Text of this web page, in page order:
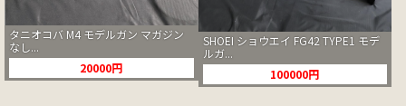
タニオコバ M4 モデルガン マガジン
なし...
20000円
SHOEI ショウエイ FG42 TYPE1 モデ
ルガ...
100000円